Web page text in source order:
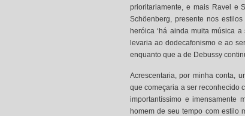
prioritariamente, e mais Ravel e
Schöenberg, presente nos
heróica ‘há ainda muita música
levaria ao dodecafonismo e ao
enquanto que a de Debussy
Acrescentaria, por minha conta,
que começaria a ser reconhecido
importantíssimo e imensamente
homem de seu tempo com estilo